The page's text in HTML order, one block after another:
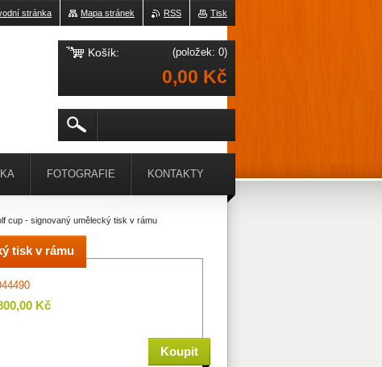
cup - signovaný umělecký tisk v rámu
tisk v rámu
Kč
FOTOGRAFIE KONTAKTY
Tisk
RSS
Mapa stránek
stránka
Košík: (položek: 0)
0,00 Kč